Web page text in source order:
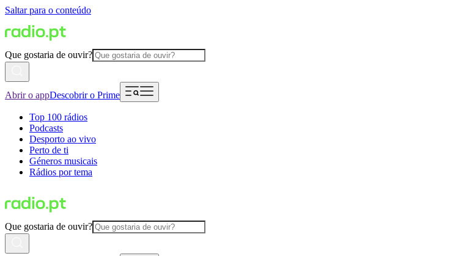
Saltar para o conteúdo
Que gostaria de ouvir?
Abrir o appDescobrir o Prime
Top 100 rádios
Podcasts
Desporto ao vivo
Perto de ti
Géneros musicais
Rádios por tema
Que gostaria de ouvir?